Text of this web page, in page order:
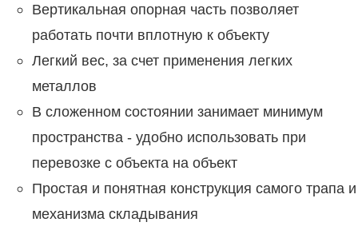
Вертикальная опорная часть позволяет
работать почти вплотную к объекту
Легкий вес, за счет применения легких
металлов
В сложенном состоянии занимает минимум
пространства - удобно использовать при
перевозке с объекта на объект
Простая и понятная конструкция самого трапа и
механизма складывания